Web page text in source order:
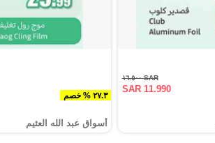
SAR ١٦.٥٠٠
SAR 11.990
٢٧.٣ % خصم
أسواق عبد الله العثيم